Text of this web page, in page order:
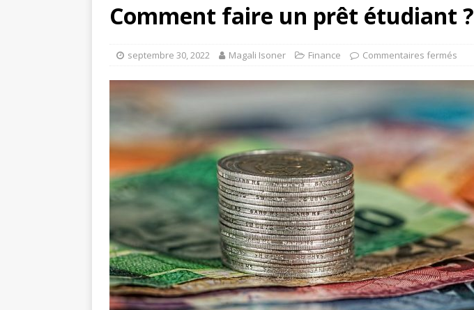
Comment faire un prêt étudiant ?
septembre 30, 2022 Magali Isoner Finance Commentaires fermés